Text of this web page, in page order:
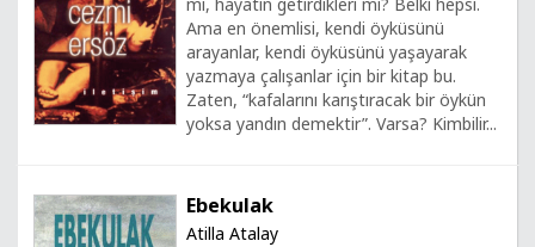
Ama en önemlisi, kendi öyküsünü
arayanlar, kendi öyküsünü yaşayarak
yazmaya çalışanlar için bir kitap bu.
Zaten, “kafalarını karıştıracak bir öykün
yoksa yandın demektir”. Varsa? Kimbilir...
Ebekulak
Atilla Atalay